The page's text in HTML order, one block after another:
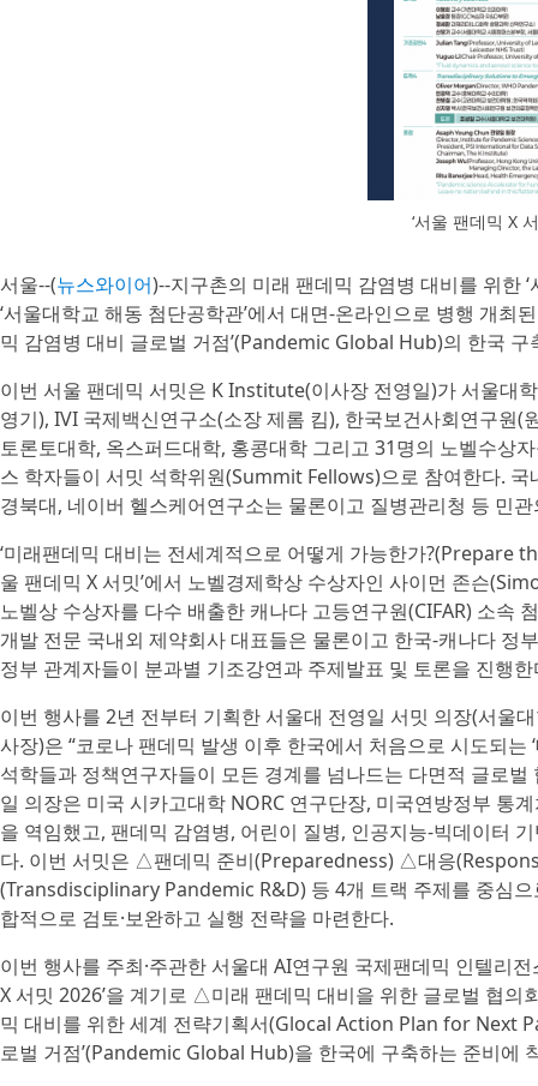
‘서울 팬데믹 X
서울--(뉴스와이어)--지구촌의 미래 팬데믹 감염병 대비를 위한
‘서울대학교 해동 첨단공학관’에서 대면-온라인으로 병행 개최
믹 감염병 대비 글로벌 거점’(Pandemic Global Hub)의 한국 구
이번 서울 팬데믹 서밋은 K Institute(이사장 전영일)가 서울대
영기), IVI 국제백신연구소(소장 제롬 킴), 한국보건사회연구원
토론토대학, 옥스퍼드대학, 홍콩대학 그리고 31명의 노벨수상
스 학자들이 서밋 석학위원(Summit Fellows)으로 참여한다.
경북대, 네이버 헬스케어연구소는 물론이고 질병관리청 등 민
‘미래팬데믹 대비는 전세계적으로 어떻게 가능한가?(Prepare
울 팬데믹 X 서밋’에서 노벨경제학상 수상자인 사이먼 존슨
노벨상 수상자를 다수 배출한 캐나다 고등연구원(CIFAR) 소속
개발 전문 국내외 제약회사 대표들은 물론이고 한국-캐나다 정
정부 관계자들이 분과별 기조강연과 주제발표 및 토론을 진행한
이번 행사를 2년 전부터 기획한 서울대 전영일 서밋 의장(서
사장)은 “코로나 팬데믹 발생 이후 한국에서 처음으로 시도되
석학들과 정책연구자들이 모든 경계를 넘나드는 다면적 글로
일 의장은 미국 시카고대학 NORC 연구단장, 미국연방정부 통
을 역임했고, 팬데믹 감염병, 어린이 질병, 인공지능-빅데이터
다. 이번 서밋은 △팬데믹 준비(Preparedness) △대응
(Transdisciplinary Pandemic R&D) 등 4개 트랙 주제를 중심
합적으로 검토·보완하고 실행 전략을 마련한다.
이번 행사를 주최·주관한 서울대 AI연구원 국제팬데믹 인텔리
X 서밋 2026’을 계기로 △미래 팬데믹 대비을 위한 글로벌
믹 대비를 위한 세계 전략기획서(Glocal Action Plan for Next
로벌 거점’(Pandemic Global Hub)을 한국에 구축하는 준비에